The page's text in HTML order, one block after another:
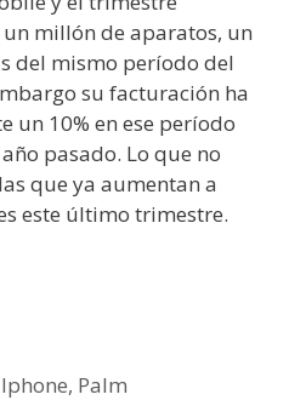
millón de aparatos, un
del mismo período del
su facturación ha
un 10% en ese período
pasado. Lo que no
que ya aumentan a
este último trimestre.
Iphone, Palm